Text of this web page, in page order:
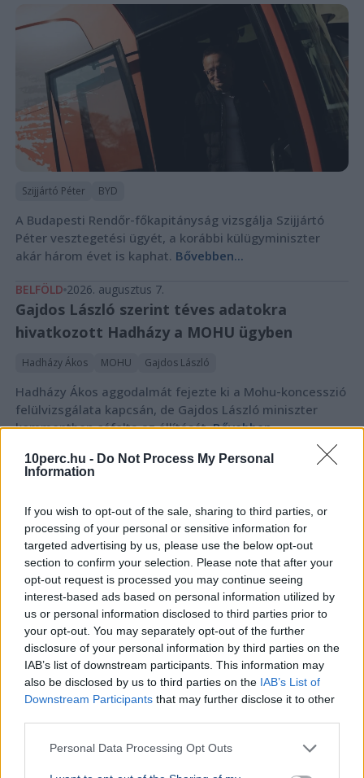
10perc.hu - Do Not Process My Personal
Information
If you wish to opt-out of the sale, sharing to third parties, or
processing of your personal or sensitive information for
targeted advertising by us, please use the below opt-out
section to confirm your selection. Please note that after your
opt-out request is processed you may continue seeing
interest-based ads based on personal information utilized by
us or personal information disclosed to third parties prior to
your opt-out. You may separately opt-out of the further
disclosure of your personal information by third parties on the
IAB’s list of downstream participants. This information may
also be disclosed by us to third parties on the IAB’s List of
Downstream Participants that may further disclose it to other
Personal Data Processing Opt Outs
Szijjártó Péter BYD
A Budapesti Rendőr-főkapitányság vizsgálja Szijjártó
Péter vesztegetési ügyét, a korábbi külügyminiszter
akár három évet is kaphat. Bővebben...
BELFÖLD 2026. augusztus 7.
Gajdos László szerint téves adatokra
hivatkozott Hadházy a MOHU ügyben
Hadházy Ákos MOHU Gajdos László
Hadházy Ákos aggodalmát fejezte ki a Mohu-koncesszió
felülvizsgálata kapcsán, de Gajdos László miniszter
kommentben cáfolta az állítását.Bővebben...
BELFÖLD 2026. augusztus 7.
Magyar Péter: péntektől megszűnik az
önkéntes fogyasztáscsökkentés, feloldják az
energiakorlátozásokat
Magyar Péter Energiakrízis
Magyar Péter bejelentette: péntektől megszűnik az
önkéntes fogyasztáscsökkentés, a Duna vízszintjének
emelkedése miatt enyhül a helyzet. Bővebben...
BELFÖLD 2026. augusztus 7.
Megkezdődik a szennyezés elhatárolása az
Óbudai Gázgyárnál